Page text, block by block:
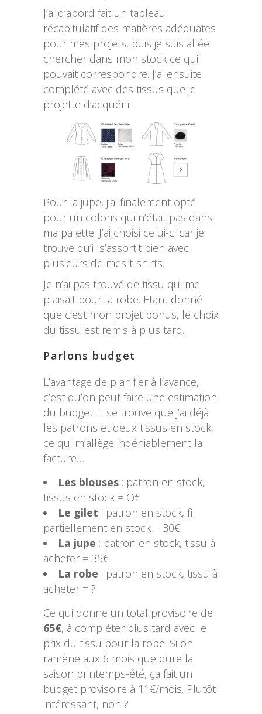
J’ai d’abord fait un tableau
récapitulatif des matières adéquates
pour mes projets, puis je suis allée
chercher dans mon stock ce qui
pouvait correspondre. J’ai ensuite
complété avec des tissus que je
projette d’acquérir.
Pour la jupe, j’ai finalement opté
pour un coloris qui n’était pas dans
ma palette. J’ai choisi celui-ci car je
trouve qu’il s’assortit bien avec
plusieurs de mes t-shirts.
Je n’ai pas trouvé de tissu qui me
plaisait pour la robe. Etant donné
que c’est mon projet bonus, le choix
du tissu est remis à plus tard.
Parlons budget
L’avantage de planifier à l’avance,
c’est qu’on peut faire une estimation
du budget. Il se trouve que j’ai déjà
les patrons et deux tissus en stock,
ce qui m’allège indéniablement la
facture…
Les blouses : patron en stock,
tissus en stock = O€
Le gilet : patron en stock, fil
partiellement en stock = 30€
La jupe : patron en stock, tissu à
acheter = 35€
La robe : patron en stock, tissu à
acheter = ?
Ce qui donne un total provisoire de
65€, à compléter plus tard avec le
prix du tissu pour la robe. Si on
ramène aux 6 mois que dure la
saison printemps-été, ça fait un
budget provisoire à 11€/mois. Plutôt
intéressant, non ?